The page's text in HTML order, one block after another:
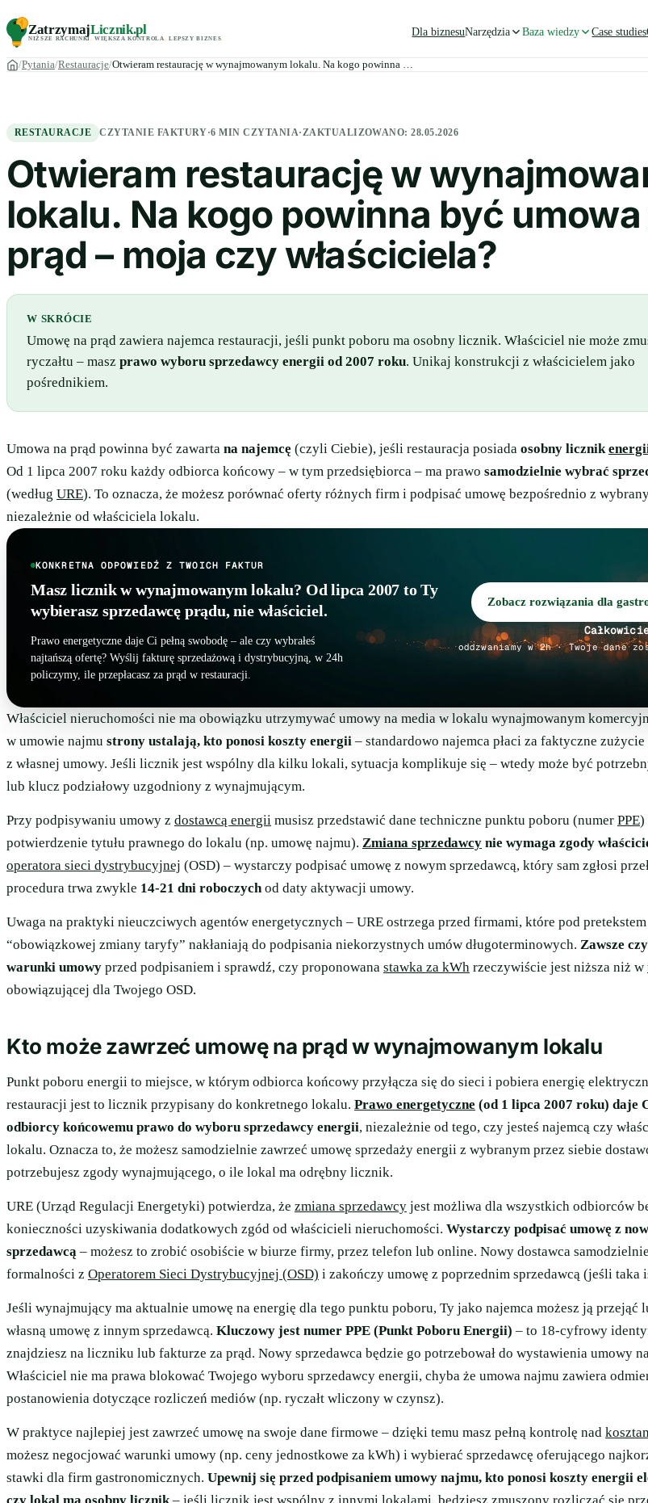
ZatrzymajLicznik.pl
NIŻSZE RACHUNKI WIĘKSZA KONTROLA LEPSZY BIZNES
Dla biznesuNarzędzia Baza wiedzy Case studies
Pytania Restauracje Otwieram restaurację w wynajmowanym lokalu. Na kogo powinna …
RESTAURACJE CZYTANIE FAKTURY·6 MIN CZYTANIA·ZAKTUALIZOWANO:28.05.2026
Otwieram restaurację w
lokalu. Na kogo powinna być umowa
prąd – moja czy właściciela?
W SKRÓCIE
Umowę na prąd zawiera najemca restauracji, jeśli punkt poboru ma osobny licznik. Właściciel nie może
ryczałtu – masz prawo wyboru sprzedawcy energii od 2007 roku. Unikaj konstrukcji z właścicielem jako
pośrednikiem.
Umowa na prąd powinna być zawarta na najemcę (czyli Ciebie), jeśli restauracja posiada osobny licznik
Od 1 lipca 2007 roku każdy odbiorca końcowy – w tym przedsiębiorca – ma prawo samodzielnie wybrać
(według URE). To oznacza, że możesz porównać oferty różnych firm i podpisać umowę bezpośrednio z
niezależnie od właściciela lokalu.
KONKRETNA ODPOWIEDŹ Z TWOICH FAKTUR
Masz licznik w wynajmowanym lokalu? Od lipca 2007 to Ty
wybierasz sprzedawcę prądu, nie właściciel.
Prawo energetyczne daje Ci pełną swobodę – ale czy wybrałeś
najtańszą ofertę? Wyślij fakturę sprzedażową i dystrybucyjną, w 24h
policzymy, ile przepłacasz za prąd w restauracji.
Zobacz rozwiązania dla
oddzwaniamy w 2h · Twoje dane
Właściciel nieruchomości nie ma obowiązku utrzymywać umowy na media w lokalu wynajmowanym
w umowie najmu strony ustalają, kto ponosi koszty energii – standardowo najemca płaci za faktyczne zużycie
z własnej umowy. Jeśli licznik jest wspólny dla kilku lokali, sytuacja komplikuje się – wtedy może być
lub klucz podziałowy uzgodniony z wynajmującym.
Przy podpisywaniu umowy z dostawcą energii musisz przedstawić dane techniczne punktu poboru (numer PPE)
potwierdzenie tytułu prawnego do lokalu (np. umowę najmu). Zmiana sprzedawcy nie wymaga zgody
operatora sieci dystrybucyjnej (OSD) – wystarczy podpisać umowę z nowym sprzedawcą, który sam zgłosi
procedura trwa zwykle 14-21 dni roboczychod daty aktywacji umowy.
Uwaga na praktyki nieuczciwych agentów energetycznych – URE ostrzega przed firmami, które pod pretekstem
“obowiązkowej zmiany taryfy” nakłaniają do podpisania niekorzystnych umów długoterminowych. Zawsze
warunki umowy przed podpisaniem i sprawdź, czy proponowana stawka za kWh rzeczywiście jest niższa niż w
obowiązującej dla Twojego OSD.
Kto może zawrzeć umowę na prąd w wynajmowanym lokalu
Punkt poboru energii to miejsce, w którym odbiorca końcowy przyłącza się do sieci i pobiera energię
restauracji jest to licznik przypisany do konkretnego lokalu. Prawo energetyczne (od 1 lipca 2007 roku) daje
odbiorcy końcowemu prawo do wyboru sprzedawcy energii, niezależnie od tego, czy jesteś najemcą czy
lokalu. Oznacza to, że możesz samodzielnie zawrzeć umowę sprzedaży energii z wybranym przez siebie
potrzebujesz zgody wynajmującego, o ile lokal ma odrębny licznik.
URE (Urząd Regulacji Energetyki) potwierdza, że zmiana sprzedawcy jest możliwa dla wszystkich odbiorców
konieczności uzyskiwania dodatkowych zgód od właścicieli nieruchomości. Wystarczy podpisać umowę z
sprzedawcą – możesz to zrobić osobiście w biurze firmy, przez telefon lub online. Nowy dostawca
formalności z Operatorem Sieci Dystrybucyjnej (OSD) i zakończy umowę z poprzednim sprzedawcą (jeśli taka
Jeśli wynajmujący ma aktualnie umowę na energię dla tego punktu poboru, Ty jako najemca możesz ją przejąć
własną umowę z innym sprzedawcą. Kluczowy jest numer PPE (Punkt Poboru Energii) – to 18-cyfrowy
znajdziesz na liczniku lub fakturze za prąd. Nowy sprzedawca będzie go potrzebował do wystawienia umowy
Właściciel nie ma prawa blokować Twojego wyboru sprzedawcy energii, chyba że umowa najmu zawiera
postanowienia dotyczące rozliczeń mediów (np. ryczałt wliczony w czynsz).
W praktyce najlepiej jest zawrzeć umowę na swoje dane firmowe – dzięki temu masz pełną kontrolę nad
możesz negocjować warunki umowy (np. ceny jednostkowe za kWh) i wybierać sprzedawcę oferującego
stawki dla firm gastronomicznych. Upewnij się przed podpisaniem umowy najmu, kto ponosi koszty energii